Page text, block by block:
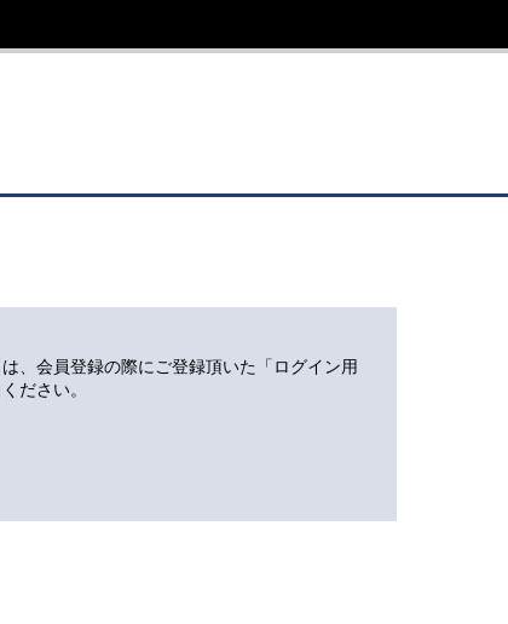
、会員登録の際にご登録頂いた「ログイン用
ださい。